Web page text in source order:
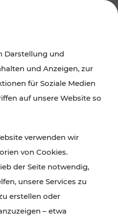
das Burgenland
Gastronomie,
– viele
Ticket- und Fahrplan-
und schnell erreichbar.
Darstellung und
und Anzeigen, zur
für Soziale Medien
auf unsere Website so
verwenden wir
von Cookies.
der Seite notwendig,
unsere Services zu
erstellen oder
– etwa